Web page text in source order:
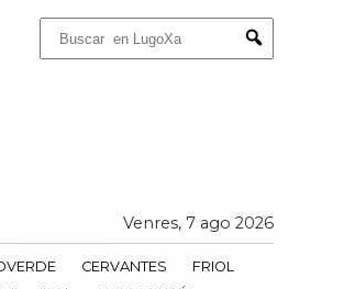
Submit
Venres, 7 ago 2026
CERVANTES
FRIOL